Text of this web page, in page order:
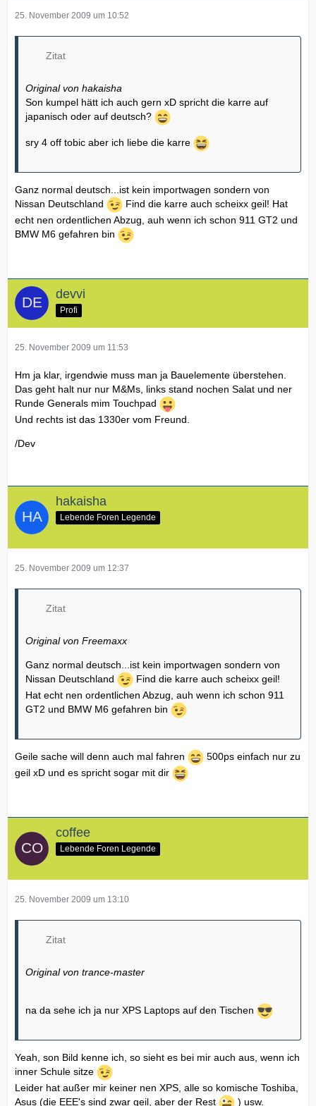
25. November 2009 um 10:52
Zitat
Original von hakaisha
Son kumpel hätt ich auch gern xD spricht die karre auf
japanisch oder auf deutsch?
sry 4 off tobic aber ich liebe die karre
Ganz normal deutsch...ist kein importwagen sondern von
Nissan Deutschland
Find die karre auch scheixx geil! Hat
echt nen ordentlichen Abzug, auh wenn ich schon 911 GT2 und
BMW M6 gefahren bin
devvi
Profi
25. November 2009 um 11:53
Hm ja klar, irgendwie muss man ja Bauelemente überstehen.
Das geht halt nur nur M&Ms, links stand nochen Salat und ner
Runde Generals mim Touchpad
Und rechts ist das 1330er vom Freund.
/Dev
hakaisha
Lebende Foren Legende
25. November 2009 um 12:37
Zitat
Original von Freemaxx
Ganz normal deutsch...ist kein importwagen sondern von
Nissan Deutschland
Find die karre auch scheixx geil!
Hat echt nen ordentlichen Abzug, auh wenn ich schon 911
GT2 und BMW M6 gefahren bin
Geile sache will denn auch mal fahren
500ps einfach nur zu
geil xD und es spricht sogar mit dir
coffee
Lebende Foren Legende
25. November 2009 um 13:10
Zitat
Original von trance-master
na da sehe ich ja nur XPS Laptops auf den Tischen
Yeah, son Bild kenne ich, so sieht es bei mir auch aus, wenn ich
inner Schule sitze
Leider hat außer mir keiner nen XPS, alle so komische Toshiba,
Asus (die EEE's sind zwar geil, aber der Rest
) usw.